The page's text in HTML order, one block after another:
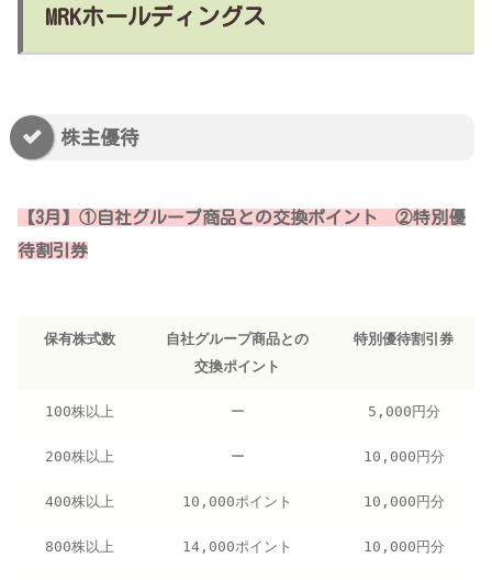
MRKホールディングス
株主優待
【3月】①自社グループ商品との交換ポイント ②特別優
待割引券
保有株式数
自社グループ商品との
交換ポイント
特別優待割引券
100株以上 ー 5,000円分
200株以上 ー 10,000円分
400株以上 10,000ポイント 10,000円分
800株以上 14,000ポイント 10,000円分